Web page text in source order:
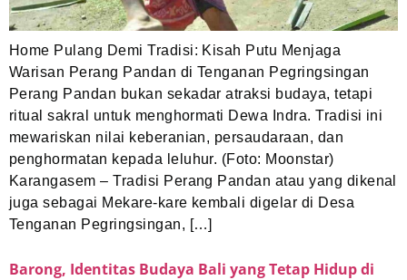
Home Pulang Demi Tradisi: Kisah Putu Menjaga
Warisan Perang Pandan di Tenganan Pegringsingan
Perang Pandan bukan sekadar atraksi budaya, tetapi
ritual sakral untuk menghormati Dewa Indra. Tradisi ini
mewariskan nilai keberanian, persaudaraan, dan
penghormatan kepada leluhur. (Foto: Moonstar)
Karangasem – Tradisi Perang Pandan atau yang dikenal
juga sebagai Mekare-kare kembali digelar di Desa
Tenganan Pegringsingan, […]
Barong, Identitas Budaya Bali yang Tetap Hidup di